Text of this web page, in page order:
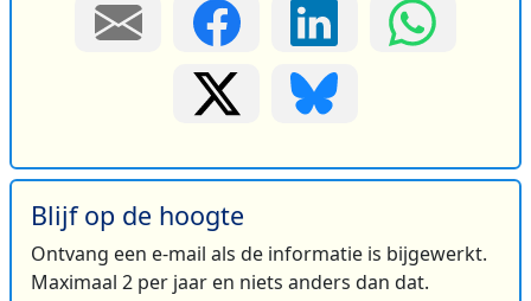
Blijf op de hoogte
Ontvang een e-mail als de informatie is bijgewerkt.
Maximaal 2 per jaar en niets anders dan dat.